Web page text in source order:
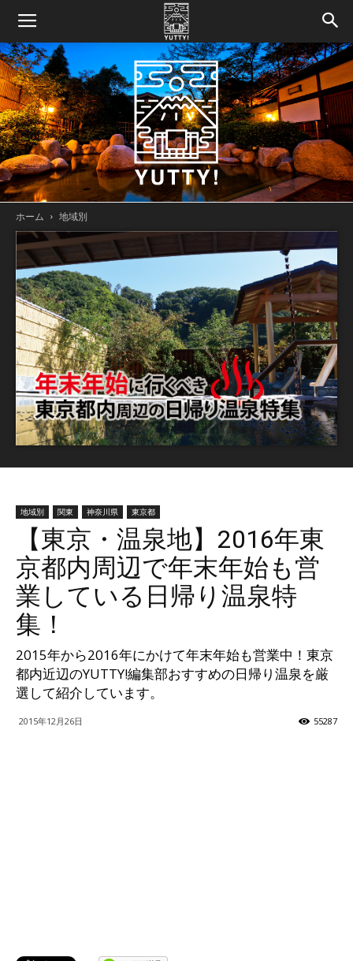
Yutty!
【ユ
ッ
テ
ホーム 地域別
地域別 関東 神奈川県 東京都
【東京・温泉地】2016年東
京都内周辺で年末年始も営
業している日帰り温泉特
集！
2015年から2016年にかけて年末年始も営業中！東京
都内近辺のYUTTY!編集部おすすめの日帰り温泉を厳
選して紹介しています。
2015年12月26日 55287